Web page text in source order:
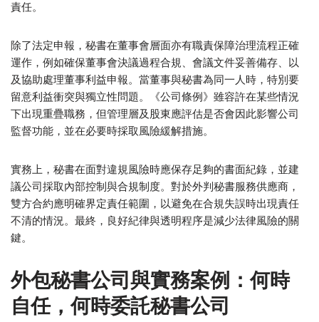
責任。
除了法定申報，秘書在董事會層面亦有職責保障治理流程正確
運作，例如確保董事會決議過程合規、會議文件妥善備存、以
及協助處理董事利益申報。當董事與秘書為同一人時，特別要
留意利益衝突與獨立性問題。《公司條例》雖容許在某些情況
下出現重疊職務，但管理層及股東應評估是否會因此影響公司
監督功能，並在必要時採取風險緩解措施。
實務上，秘書在面對違規風險時應保存足夠的書面紀錄，並建
議公司採取內部控制與合規制度。對於外判秘書服務供應商，
雙方合約應明確界定責任範圍，以避免在合規失誤時出現責任
不清的情況。最終，良好紀律與透明程序是減少法律風險的關
鍵。
外包秘書公司與實務案例：何時
自任，何時委託秘書公司